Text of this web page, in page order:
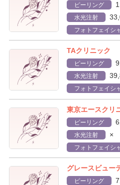
ピーリング
水光注射
フォトフェイシ
TAクリニック
ピーリング
水光注射
フォトフェイシ
東京エースクリ
ピーリング
水光注射 ×
フォトフェイシ
グレースビュー
ピーリング